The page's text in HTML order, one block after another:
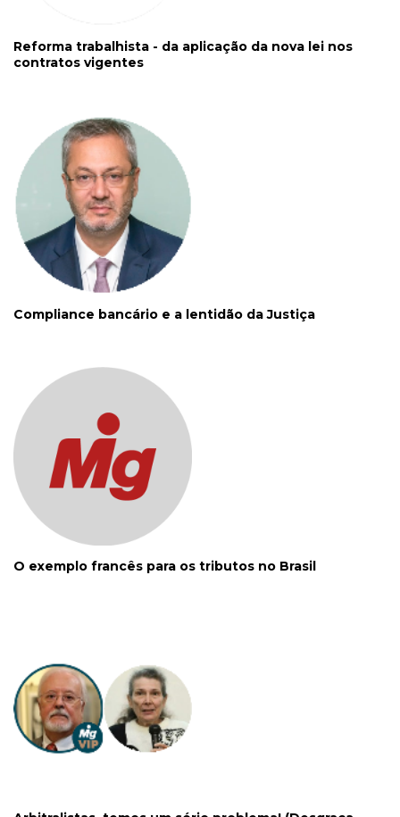
Reforma trabalhista - da aplicação da nova lei nos
contratos vigentes
Compliance bancário e a lentidão da Justiça
O exemplo francês para os tributos no Brasil